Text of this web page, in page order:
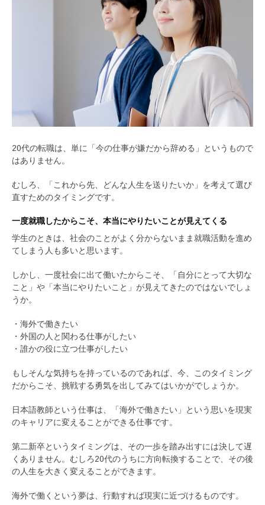
20代の転職は、単に「今の仕事が嫌だから辞める」というもので
はありません。
むしろ、「これから先、どんな人生を送りたいか」を考えて選び
直すためのタイミングです。
一度就職したからこそ、本当にやりたいことが見えてくる
学生のときは、社会のことがよく分からないまま就職活動を進め
てしまう人も多いと思います。
しかし、一度社会に出て働いたからこそ、「自分にとって大切な
こと」や「本当にやりたいこと」が見えてきたのではないでしょ
うか。
・海外で働きたい
・外国の人と関わる仕事がしたい
・誰かの役に立つ仕事がしたい
もしそんな気持ちを持っているのであれば、今、このタイミング
だからこそ、挑戦する勇気を出してみてはいかがでしょうか。
日本語教師という仕事は、「海外で働きたい」という思いを現実
のキャリアに変えることができる仕事です。
第二新卒というタイミングは、その一歩を踏み出すには決して遅
くありません。むしろ20代のうちに方向転換することで、その後
の人生を大きく変えることができます。
海外で働くという夢は、行動すれば現実に近づけるものです。